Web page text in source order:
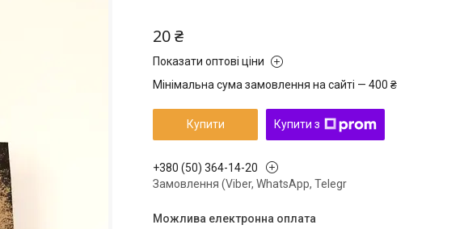
20 ₴
Показати оптові ціни
Мінімальна сума замовлення на сайті — 400 ₴
Купити Купити з
+380 (50) 364-14-20
Замовлення (Viber, WhatsApp, Telegr